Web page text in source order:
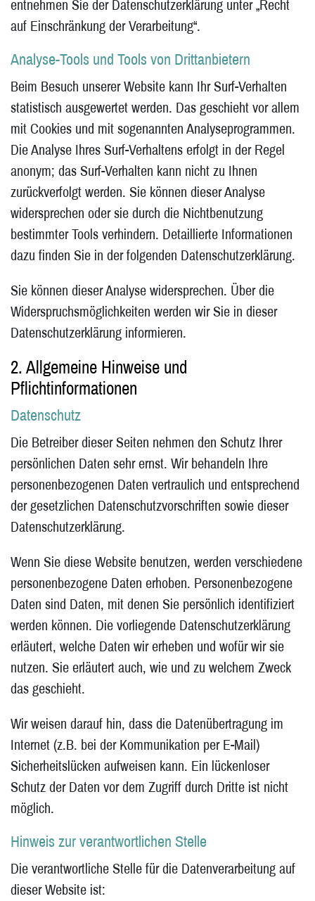
entnehmen Sie der Datenschutzerklärung unter „Recht
auf Einschränkung der Verarbeitung“.
Analyse-Tools und Tools von Drittanbietern
Beim Besuch unserer Website kann Ihr Surf-Verhalten
statistisch ausgewertet werden. Das geschieht vor allem
mit Cookies und mit sogenannten Analyseprogrammen.
Die Analyse Ihres Surf-Verhaltens erfolgt in der Regel
anonym; das Surf-Verhalten kann nicht zu Ihnen
zurückverfolgt werden. Sie können dieser Analyse
widersprechen oder sie durch die Nichtbenutzung
bestimmter Tools verhindern. Detaillierte Informationen
dazu finden Sie in der folgenden Datenschutzerklärung.
Sie können dieser Analyse widersprechen. Über die
Widerspruchsmöglichkeiten werden wir Sie in dieser
Datenschutzerklärung informieren.
2. Allgemeine Hinweise und
Pflichtinformationen
Datenschutz
Die Betreiber dieser Seiten nehmen den Schutz Ihrer
persönlichen Daten sehr ernst. Wir behandeln Ihre
personenbezogenen Daten vertraulich und entsprechend
der gesetzlichen Datenschutzvorschriften sowie dieser
Datenschutzerklärung.
Wenn Sie diese Website benutzen, werden verschiedene
personenbezogene Daten erhoben. Personenbezogene
Daten sind Daten, mit denen Sie persönlich identifiziert
werden können. Die vorliegende Datenschutzerklärung
erläutert, welche Daten wir erheben und wofür wir sie
nutzen. Sie erläutert auch, wie und zu welchem Zweck
das geschieht.
Wir weisen darauf hin, dass die Datenübertragung im
Internet (z.B. bei der Kommunikation per E-Mail)
Sicherheitslücken aufweisen kann. Ein lückenloser
Schutz der Daten vor dem Zugriff durch Dritte ist nicht
möglich.
Hinweis zur verantwortlichen Stelle
Die verantwortliche Stelle für die Datenverarbeitung auf
dieser Website ist: